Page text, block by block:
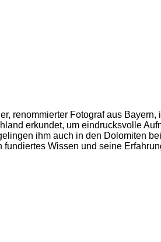
renommierter Fotograf aus
erkundet, um eindrucksvolle
ihm auch in den Dolomiten
fundiertes Wissen und seine